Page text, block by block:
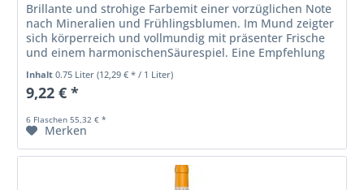
Brillante und strohige Farbemit einer vorzüglichen Note
nach Mineralien und Frühlingsblumen. Im Mund zeigter
sich körperreich und vollmundig mit präsenter Frische
und einem harmonischenSäurespiel. Eine Empfehlung
für Liebhaber...
Inhalt0.75 Liter(12,29 € * / 1 Liter)
9,22 € *
6 Flaschen 55,32 € *
Merken